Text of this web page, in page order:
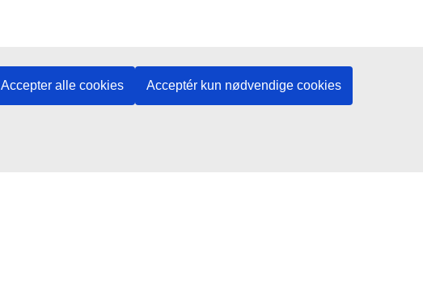
Accepter alle cookies Acceptér kun nødvendige cookies